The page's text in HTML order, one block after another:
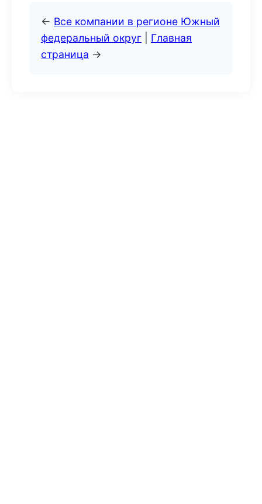
← Все компании в регионе Южный
федеральный округ
Главная
страница →